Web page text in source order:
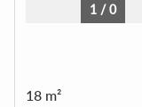
1 /0
18 m²